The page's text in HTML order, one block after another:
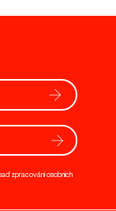
zpracování osobních